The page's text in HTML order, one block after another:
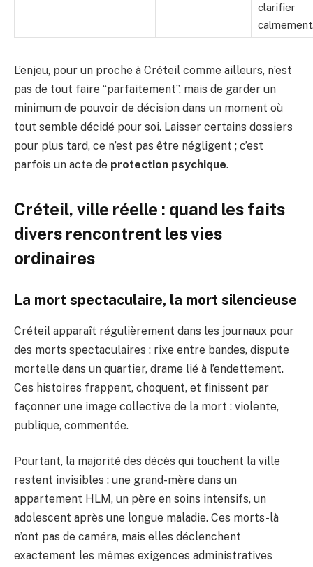
clarifier
L’enjeu, pour un proche à Créteil comme ailleurs, n’est
pas de tout faire “parfaitement”, mais de garder un
minimum de pouvoir de décision dans un moment où
tout semble décidé pour soi. Laisser certains dossiers
pour plus tard, ce n’est pas être négligent ; c’est
parfois un acte de protection psychique.
Créteil, ville réelle : quand les faits
divers rencontrent les vies
ordinaires
La mort spectaculaire, la mort silencieuse
Créteil apparaît régulièrement dans les journaux pour
des morts spectaculaires : rixe entre bandes, dispute
mortelle dans un quartier, drame lié à l’endettement.
Ces histoires frappent, choquent, et finissent par
façonner une image collective de la mort : violente,
publique, commentée.
Pourtant, la majorité des décès qui touchent la ville
restent invisibles : une grand-mère dans un
appartement HLM, un père en soins intensifs, un
adolescent après une longue maladie. Ces morts-là
n’ont pas de caméra, mais elles déclenchent
exactement les mêmes exigences administratives